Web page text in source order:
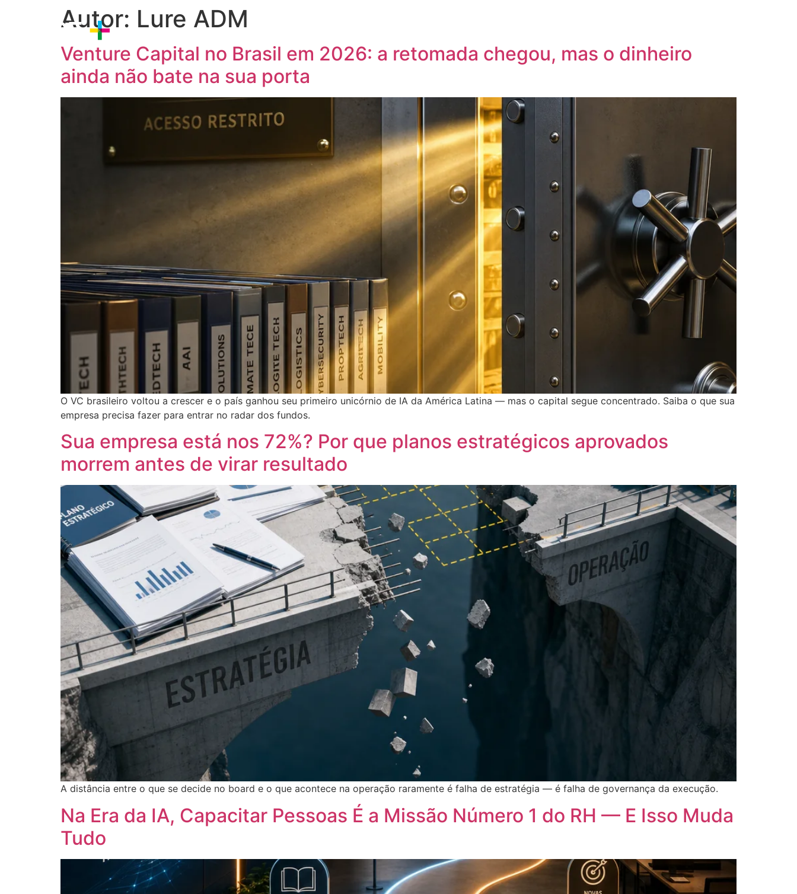
Autor: Lure ADM
Venture Capital no Brasil em 2026: a retomada chegou, mas o dinheiro
ainda não bate na sua porta
O VC brasileiro voltou a crescer e o país ganhou seu primeiro unicórnio de IA da América Latina — mas o capital segue concentrado. Saiba o que sua
empresa precisa fazer para entrar no radar dos fundos.
Sua empresa está nos 72%? Por que planos estratégicos aprovados
morrem antes de virar resultado
A distância entre o que se decide no board e o que acontece na operação raramente é falha de estratégia — é falha de governança da execução.
Na Era da IA, Capacitar Pessoas É a Missão Número 1 do RH — E Isso Muda
Tudo